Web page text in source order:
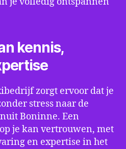
kennis,
zorgt ervoor dat je
stress naar de
Boninne. Een
je kan vertrouwen, met
en expertise in het